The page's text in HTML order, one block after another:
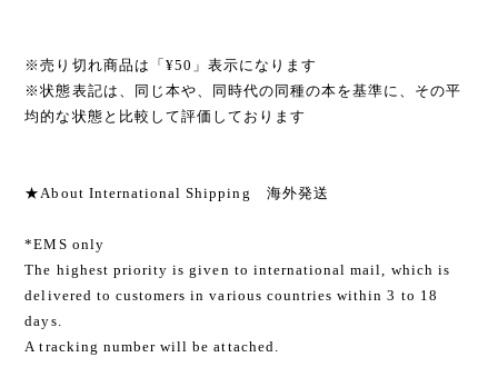
※売り切れ商品は「¥50」表示になります
※状態表記は、同じ本や、同時代の同種の本を基準に、その平
均的な状態と比較して評価しております
★About International Shipping 海外発送
*EMS only
The highest priority is given to international mail, which is
delivered to customers in various countries within 3 to 18
days.
A tracking number will be attached.